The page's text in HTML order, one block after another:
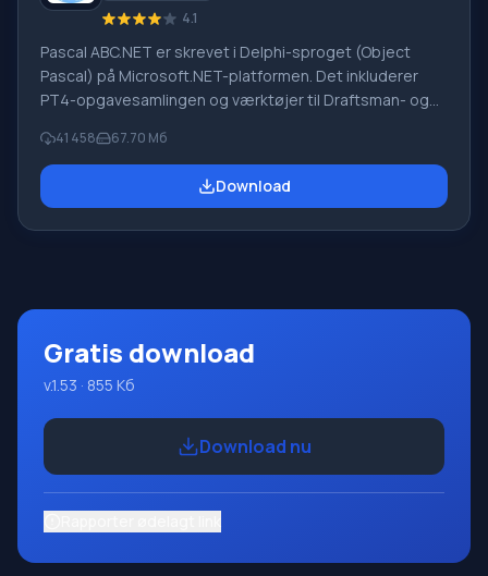
4.1
Pascal ABC.NET er skrevet i Delphi-sproget (Object
Pascal) på Microsoft.NET-platformen. Det inkluderer
PT4-opgavesamlingen og værktøjer til Draftsman- og
lærer programmering. Hovedformålet med Pascal
ABC.NET-programmeringssystemet er at studere og
undervise i moderne programmeringssprog. Funktioner
41 458 67.70 Мб
Download
Gratis download
v.1.53 · 855 Кб
Download nu